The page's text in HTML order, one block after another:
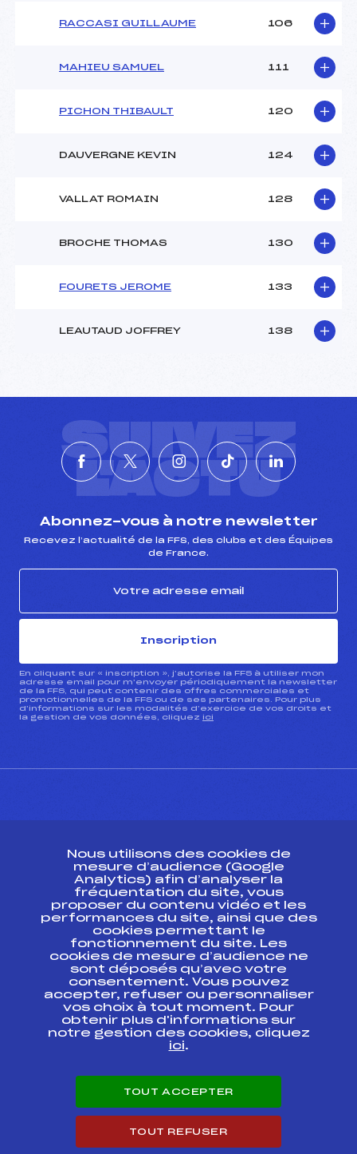
RACCASI GUILLAUME 106
MAHIEU SAMUEL 111
PICHON THIBAULT 120
DAUVERGNE KEVIN 124
VALLAT ROMAIN 128
BROCHE THOMAS 130
FOURETS JEROME 133
LEAUTAUD JOFFREY 138
SUIVEZ
L'ACTU
Abonnez-vous à notre newsletter
Recevez l’actualité de la FFS, des clubs et des Équipes
de France.
Inscription
En cliquant sur « inscription », j’autorise la FFS à utiliser mon
adresse email pour m’envoyer périodiquement la newsletter
de la FFS, qui peut contenir des offres commerciales et
promotionnelles de la FFS ou de ses partenaires. Pour plus
d’informations sur les modalités d’exercice de vos droits et
la gestion de vos données, cliquez ici
Ressources
Pass’Neige
Projet sportif fédéral
Projet de performance fédéral
Antidopage
Pôle Développement, Formation, Suivi
Scientifique
Listes ministérielles
Pôle vie de l’athlète
Enseignement professionnel
Carrières
Nous utilisons des cookies de
mesure d’audience (Google
Analytics) afin d’analyser la
fréquentation du site, vous
proposer du contenu vidéo et les
performances du site, ainsi que des
cookies permettant le
fonctionnement du site. Les
cookies de mesure d’audience ne
sont déposés qu’avec votre
consentement. Vous pouvez
accepter, refuser ou personnaliser
vos choix à tout moment. Pour
obtenir plus d'informations sur
notre gestion des cookies, cliquez
ici.
TOUT ACCEPTER
TOUT REFUSER